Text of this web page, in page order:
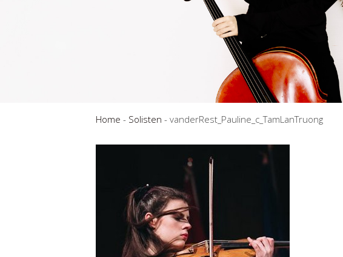
Home - Solisten - vanderRest_Pauline_c_TamLanTruong